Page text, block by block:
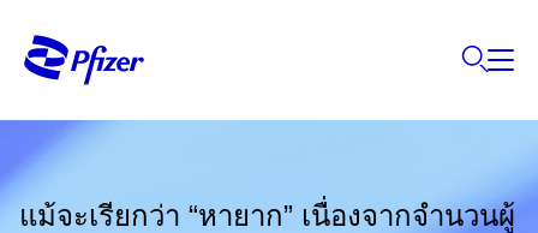
แม้จะเรียกว่า “หายาก” เนื่องจากจำนวนผู้